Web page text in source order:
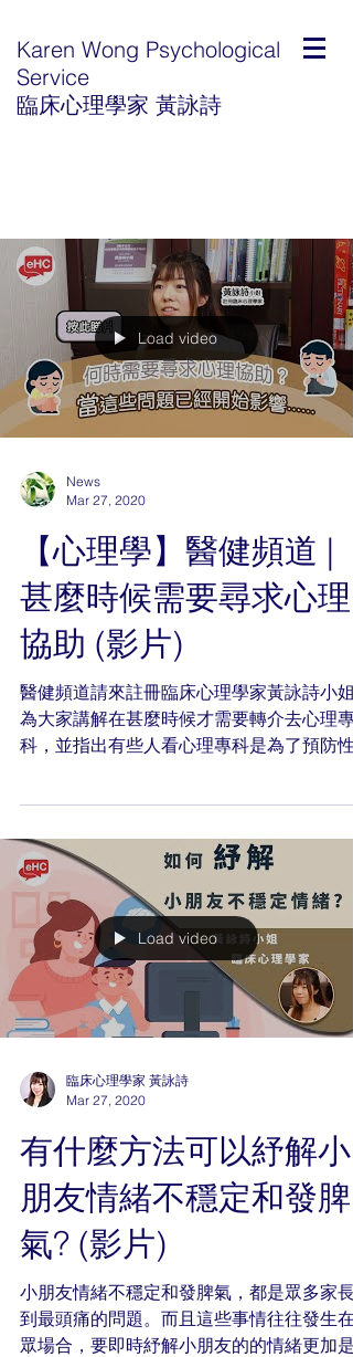
Karen Wong Psychological
Service
臨床心理學家 黃詠詩
Load video
News
Mar 27, 2020
【心理學】醫健頻道 |
甚麼時候需要尋求心理
協助 (影片)
醫健頻道請來註冊臨床心理學家黃詠詩小姐
為大家講解在甚麼時候才需要轉介去心理專
科，並指出有些人看心理專科是為了預防性
可以用於預防作用...
Load video
臨床心理學家 黃詠詩
Mar 27, 2020
有什麼方法可以紓解小
朋友情緒不穩定和發脾
氣? (影片)
小朋友情緒不穩定和發脾氣，都是眾多家長
到最頭痛的問題。而且這些事情往往發生在
眾場合，要即時紓解小朋友的的情緒更加是